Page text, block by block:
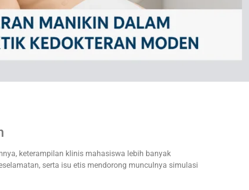
keterampilan klinis mahasiswa lebih banyak
serta isu etis mendorong munculnya simulasi